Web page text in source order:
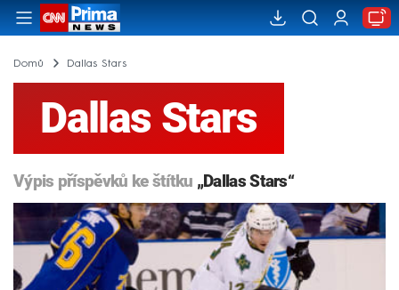
Domů Dallas Stars
Dallas Stars
Výpis příspěvků ke štítku „Dallas Stars“